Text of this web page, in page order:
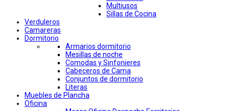
Multiusos
Sillas de Cocina
Verduleros
Camareras
Dormitorio
Armarios dormitorio
Mesillas de noche
Comodas y Sinfonieres
Cabeceros de Cama
Conjuntos de dormitorio
Literas
Muebles de Plancha
Oficina